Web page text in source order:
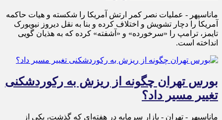
ماناسپهر - عملیات نصر کمر ارتش آمریکا را شکسته و هیات حاکمه
آمریکا را دچار تشویش و اختلاف کرده و بنا به نقل دیروز نیویورک
تایمز، ترامپ را «سرخورده» و «آشفته» کرده که به هذیان گویی
انداخته است.
بورس تهران چگونه از ریزش به رکوردشکنی
تغییر مسیر داد؟
ماناسپهر - تهران - بازار سرمایه در هفته‌ای که گذشت، یکی از